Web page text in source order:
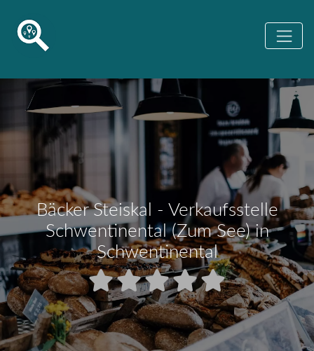
Bäcker Steiskal - Verkaufsstelle
Schwentinental (Zum See) in
Schwentinental